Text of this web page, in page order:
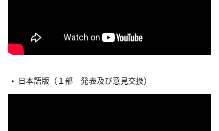
日本語版（１部 発表及び意見交換）